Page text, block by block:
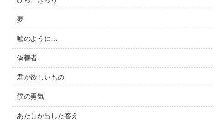
夢
嘘のように…
偽善者
君が欲しいもの
僕の勇気
あたしが出した答え